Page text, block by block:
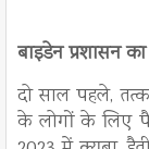
बाइडेन प्रशासन
दो साल पहले,
के लोगों के लिए